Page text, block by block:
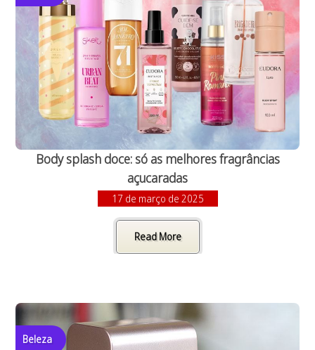
Body splash doce: só as melhores fragrâncias
açucaradas
17 de março de 2025
Read More
Beleza